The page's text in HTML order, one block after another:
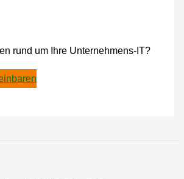
rund um Ihre Unternehmens-IT?